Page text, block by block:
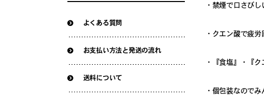
よくある質問
お支払い方法と発送の流れ
送料について
・禁煙で口さびし
・クエン酸で疲労
・『食塩』・『
・個包装なのでみ